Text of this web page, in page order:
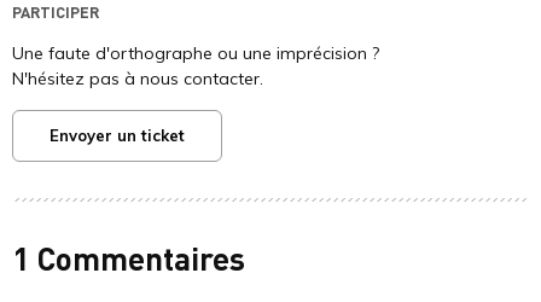
PARTICIPER
Une faute d'orthographe ou une imprécision ?
N'hésitez pas à nous contacter.
Envoyer un ticket
1 Commentaires